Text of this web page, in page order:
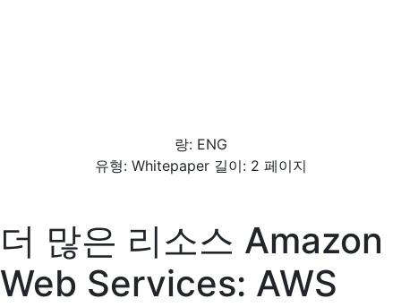
랑: ENG
유형: Whitepaper 길이: 2 페이지
더 많은 리소스 Amazon
Web Services: AWS